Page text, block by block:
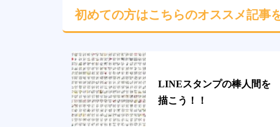
初めての方はこちらのオススメ記事
LINEスタンプの棒人間を
描こう！！